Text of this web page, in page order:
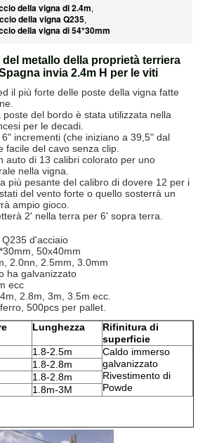
della vigna di 2.4m,
della vigna Q235,
della vigna di 54*30mm
del metallo della proprietà terriera
invia 2.4m H per le viti
il più forte delle poste della vigna fatte
del bordo è stata utilizzata nella
per le decadi.
incrementi (che iniziano a 39,5" dal
facile del cavo senza clip.
auto di 13 calibri colorato per uno
nella vigna.
più pesante del calibro di dovere 12 per i
del vento forte o quello sosterrà un
ampio gioco.
2' nella terra per 6' sopra terra.
d'acciaio
50x40mm
2.0nn, 2.5mm, 3.0mm
ha galvanizzato
ecc
2.8m, 3m, 3.5m ecc.
500pcs per pallet.
Lunghezza
Rifinitura di
superficie
1.8-2.5m
Caldo immerso
galvanizzato
Rivestimento di
Powde
1.8-2.8m
1.8-2.8m
1.8m-3M